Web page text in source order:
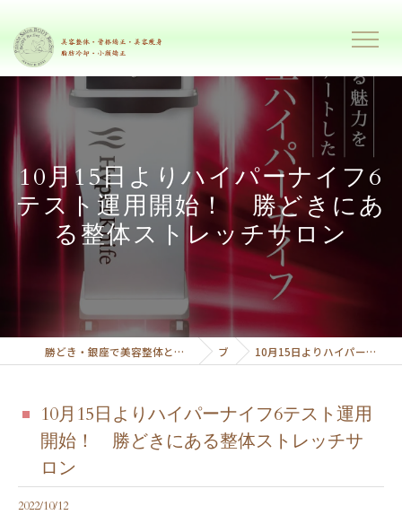
10月15日よりハイパーナイフ6
テスト運用開始！ 勝どきにあ
る整体ストレッチサロン
勝どき・銀座で美容整体と美容痩身で理想のボディーへ導くプライベートサロンボディーリセット ブログ 10月15日よりハイパーナイフ6テスト運用開始！ 勝どきにある整体ストレッチサロン
10月15日よりハイパーナイフ6テスト運用
開始！ 勝どきにある整体ストレッチサ
ロン
2022/10/12